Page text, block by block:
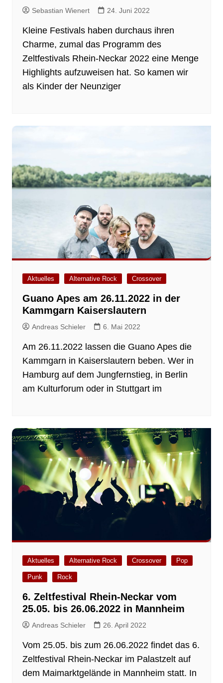
Sebastian Wienert 24. Juni 2022
Kleine Festivals haben durchaus ihren
Charme, zumal das Programm des
Zeltfestivals Rhein-Neckar 2022 eine Menge
Highlights aufzuweisen hat. So kamen wir
als Kinder der Neunziger
Aktuelles Alternative Rock Crossover
Guano Apes am 26.11.2022 in der
Kammgarn Kaiserslautern
Andreas Schieler 6. Mai 2022
Am 26.11.2022 lassen die Guano Apes die
Kammgarn in Kaiserslautern beben. Wer in
Hamburg auf dem Jungfernstieg, in Berlin
am Kulturforum oder in Stuttgart im
Aktuelles Alternative Rock Crossover Pop
Punk Rock
6. Zeltfestival Rhein-Neckar vom
25.05. bis 26.06.2022 in Mannheim
Andreas Schieler 26. April 2022
Vom 25.05. bis zum 26.06.2022 findet das 6.
Zeltfestival Rhein-Neckar im Palastzelt auf
dem Maimarktgelände in Mannheim statt. In